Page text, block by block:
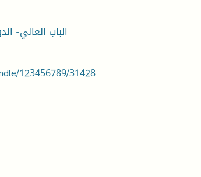
الباب العالي-
123456789/31428